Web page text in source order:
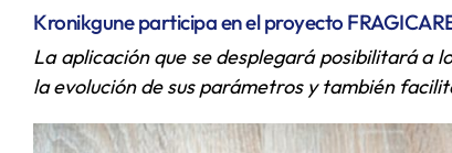
Kronikgune participa en el proyecto
La aplicación que se desplegará posibilitará a
la evolución de sus parámetros y también